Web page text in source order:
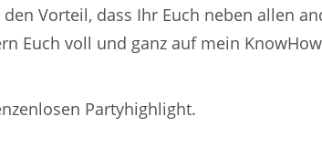
Vorteil, dass Ihr Euch neben allen
Euch voll und ganz auf mein
Partyhighlight.